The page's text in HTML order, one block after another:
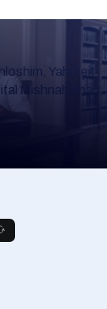
Yahrzeit
Mishnah chart